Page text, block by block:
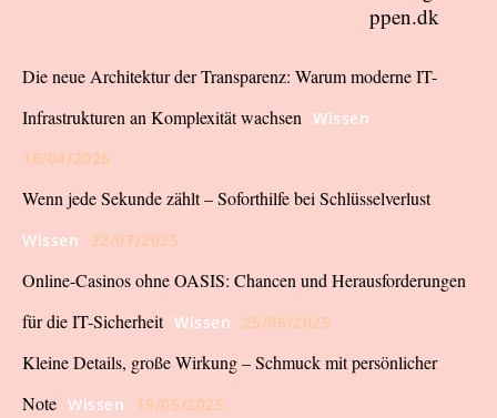
ppen.dk
Die neue Architektur der Transparenz: Warum moderne IT-
Infrastrukturen an Komplexität wachsen Wissen
16/04/2026
Wenn jede Sekunde zählt – Soforthilfe bei Schlüsselverlust
Wissen 22/07/2025
Online-Casinos ohne OASIS: Chancen und Herausforderungen
für die IT-Sicherheit Wissen 25/06/2025
Kleine Details, große Wirkung – Schmuck mit persönlicher
Note Wissen 19/05/2025